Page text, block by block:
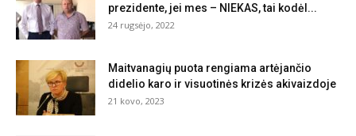
prezidente, jei mes – NIEKAS, tai kodėl...
24 rugsėjo, 2022
Maitvanagių puota rengiama artėjančio
didelio karo ir visuotinės krizės akivaizdoje
21 kovo, 2023